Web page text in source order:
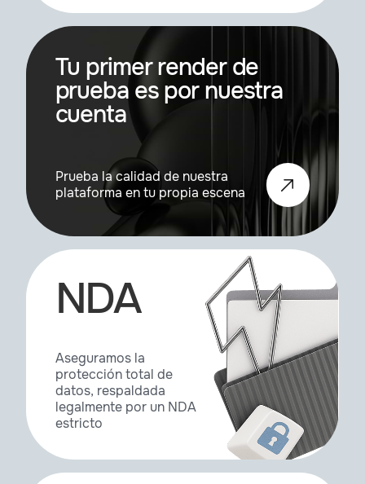
Tu primer render de
prueba es por nuestra
cuenta
Prueba la calidad de nuestra
plataforma en tu propia escena
NDA
Aseguramos la
protección total de
datos, respaldada
legalmente por un NDA
estricto